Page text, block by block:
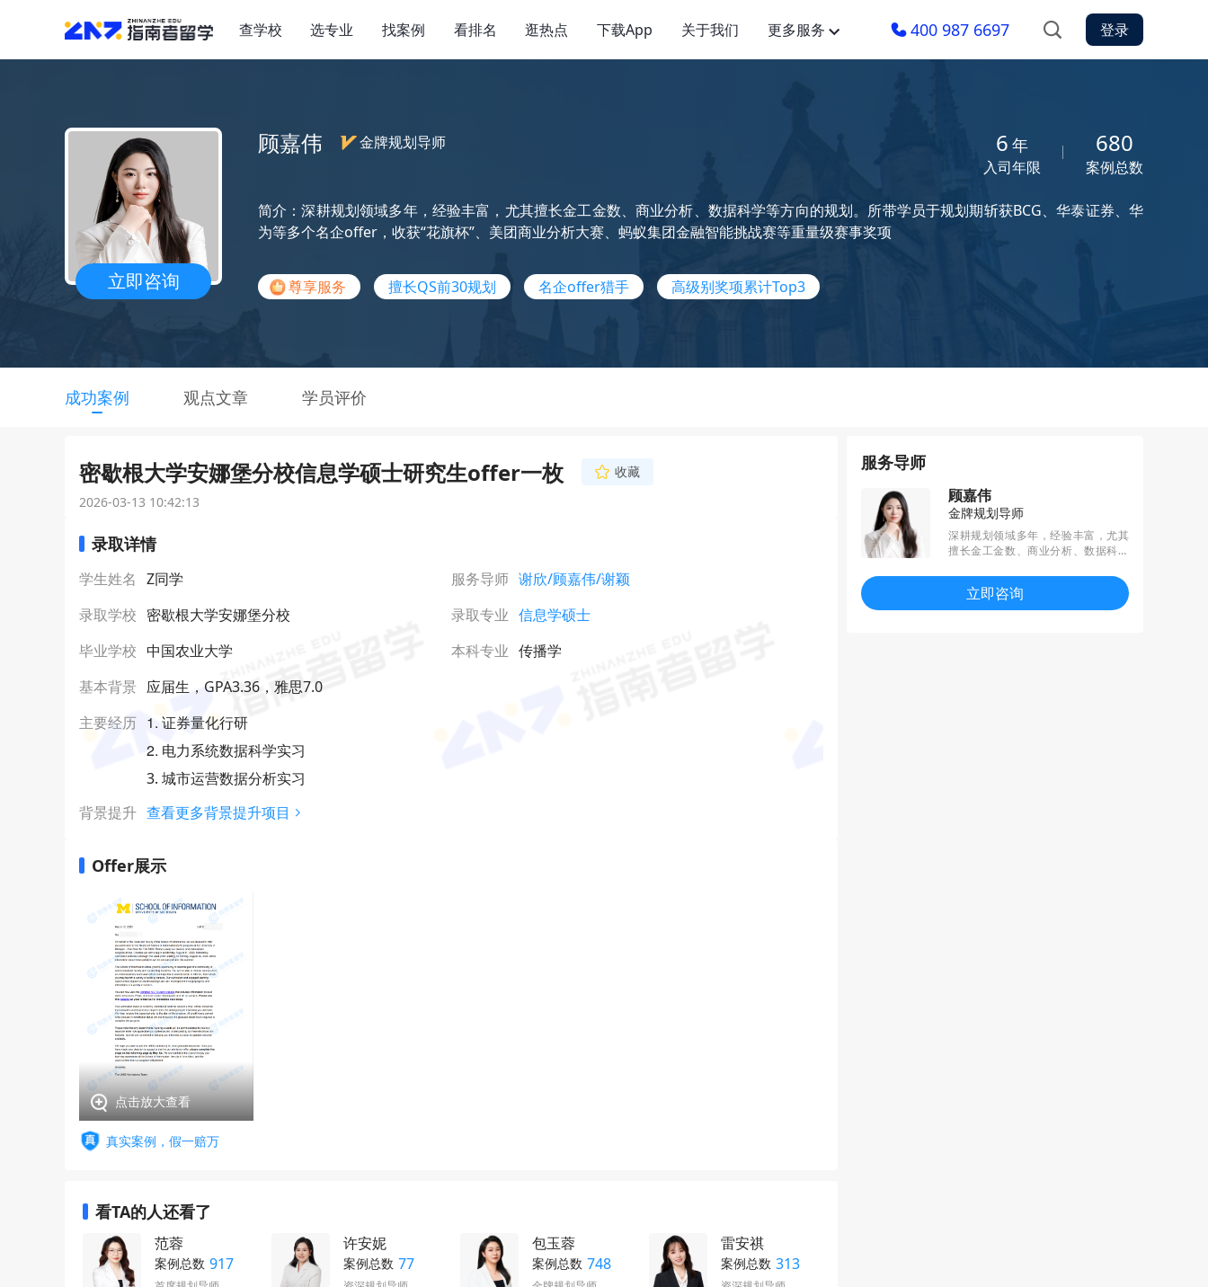
查学校 选专业 找案例 看排名 逛热点 下载App 关于我们 更多服务 400 987 6697 登录
立即咨询
顾嘉伟 金牌规划导师 6 年
入司年限
680
案例总数
简介：深耕规划领域多年，经验丰富，尤其擅长金工金数、商业分析、数据科学等方向的规划。所带学员于规划期斩获BCG、华泰证券、华
为等多个名企offer，收获“花旗杯”、美团商业分析大赛、蚂蚁集团金融智能挑战赛等重量级赛事奖项
尊享服务 擅长QS前30规划 名企offer猎手 高级别奖项累计Top3
成功案例 观点文章 学员评价
密歇根大学安娜堡分校信息学硕士研究生offer一枚
收藏
2026-03-13 10:42:13
录取详情
学生姓名 Z同学 服务导师 谢欣/顾嘉伟/谢颖
录取学校 密歇根大学安娜堡分校 录取专业 信息学硕士
毕业学校 中国农业大学 本科专业 传播学
基本背景 应届生，GPA3.36，雅思7.0
主要经历 1. 证券量化行研
2. 电力系统数据科学实习
3. 城市运营数据分析实习
背景提升 查看更多背景提升项目
Offer展示
点击放大查看
真实案例，假一赔万
看TA的人还看了
范蓉
案例总数 917
许安妮
案例总数 77
包玉蓉
案例总数 748
雷安祺
案例总数 313
服务导师
顾嘉伟
金牌规划导师
深耕规划领域多年，经验丰富，尤其
擅长金工金数、商业分析、数据科学
获BCG、华泰证券、华为等多个名企o
ffer，收获“花旗杯”、美团商业分析大
赛、蚂蚁集团金融智能挑战赛等重量
立即咨询